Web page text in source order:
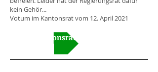
kein Gehör...
Votum im Kantonsrat vom 12. April 2021
Video Kantonsrat